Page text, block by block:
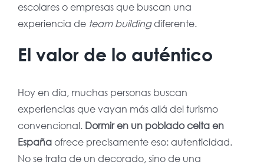
escolares o empresas que buscan una
experiencia de team buildingdiferente.
El valor de lo auténtico
Hoy en día, muchas personas buscan
experiencias que vayan más allá del turismo
convencional. Dormir en un poblado celta en
Españaofrece precisamente eso: autenticidad.
No se trata de un decorado, sino de una